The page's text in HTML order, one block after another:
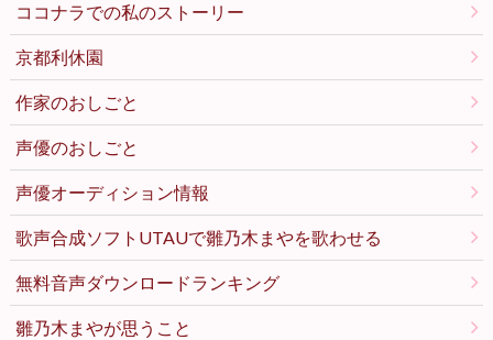
ココナラでの私のストーリー
京都利休園
作家のおしごと
声優のおしごと
声優オーディション情報
歌声合成ソフトUTAUで雛乃木まやを歌わせる
無料音声ダウンロードランキング
雛乃木まやが思うこと